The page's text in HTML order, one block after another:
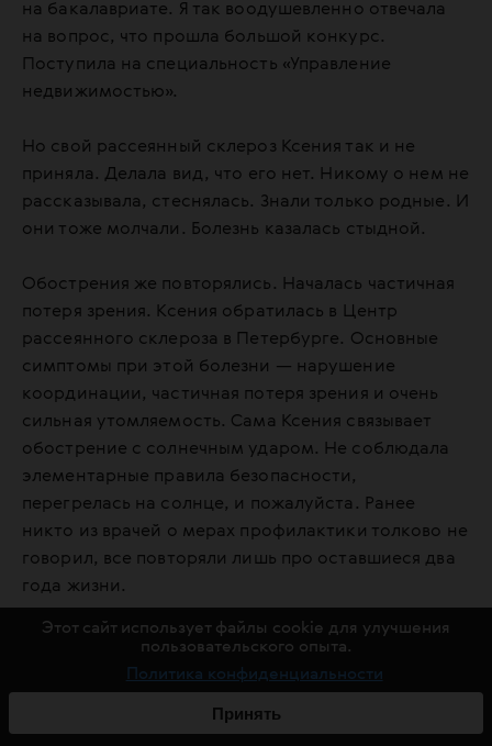
на бакалавриате. Я так воодушевленно отвечала
на вопрос, что прошла большой конкурс.
Поступила на специальность «Управление
недвижимостью».
Но свой рассеянный склероз Ксения так и не
приняла. Делала вид, что его нет. Никому о нем не
рассказывала, стеснялась. Знали только родные. И
они тоже молчали. Болезнь казалась стыдной.
Обострения же повторялись. Началась частичная
потеря зрения. Ксения обратилась в Центр
рассеянного склероза в Петербурге. Основные
симптомы при этой болезни — нарушение
координации, частичная потеря зрения и очень
сильная утомляемость. Сама Ксения связывает
обострение с солнечным ударом. Не соблюдала
элементарные правила безопасности,
перегрелась на солнце, и пожалуйста. Ранее
никто из врачей о мерах профилактики толково не
говорил, все повторяли лишь про оставшиеся два
года жизни.
Обращение в Центр стало переломным моментом
в болезни. Ксения обратилась в регистратуру к
молодой девушке: «Можно записаться на прием к
неврологу?» Регистратор строго уточнила: «Какие
Этот сайт использует файлы cookie для улучшения
пользовательского опыта.
Политика конфиденциальности
Принять